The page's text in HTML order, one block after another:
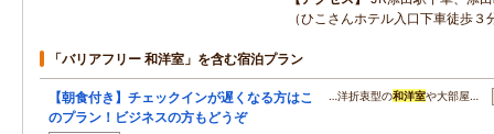
（ひこさんホテル入口下車徒歩３
「バリアフリー 和洋室」を含む宿泊プラン
【朝食付き】チェックインが遅くなる方はこ
のプラン！ビジネスの方もどうぞ
…洋折衷型の和洋室や大部屋…